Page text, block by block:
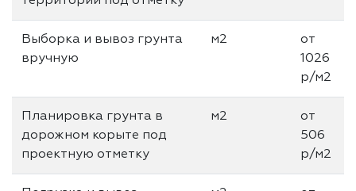
Выборка и вывоз грунта
вручную
м2
от
1026
р/м2
Планировка грунта в
дорожном корыте под
проектную отметку
м2
от
506
р/м2